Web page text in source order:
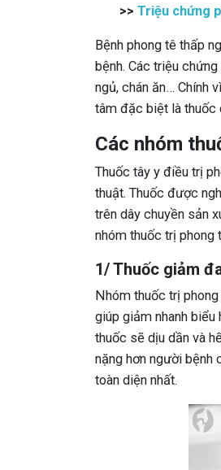
>> Triệu chứng
Bệnh phong tê thấp
bệnh. Các triệu
ngủ, chán ăn… Chính
tâm đặc biệt là thuốc
Các nhóm
Thuốc tây y điều trị
thuật. Thuốc được
trên dây chuyền sản
nhóm thuốc trị phong
1/ Thuốc giảm
Nhóm thuốc trị
giúp giảm nhanh
thuốc sẽ dịu dần và
nặng hơn người bệnh
toàn diện nhất.